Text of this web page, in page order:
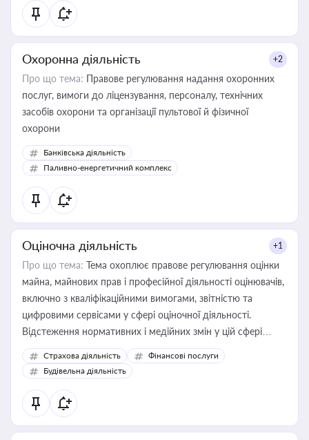
Охоронна діяльність +2
Про що тема: Правове регулювання надання охоронних
послуг, вимоги до ліцензування, персоналу, технічних
засобів охорони та організації пультової й фізичної
охорони
Банківська діяльність
Паливно-енергетичний комплекс
Оціночна діяльність +1
Про що тема: Тема охоплює правове регулювання оцінки
майна, майнових прав і професійної діяльності оцінювачів,
включно з кваліфікаційними вимогами, звітністю та
цифровими сервісами у сфері оціночної діяльності.
Відстеження нормативних і медійних змін у цій сфері
корисне для власника бізнесу, керівника, юриста або
бухгалтера під час оподаткування, приватизації, оренди
державного майна, корпоративних угод і перевірки
статусу суб'єктів оціночної діяльності
Страхова діяльність
Фінансові послуги
Будівельна діяльність